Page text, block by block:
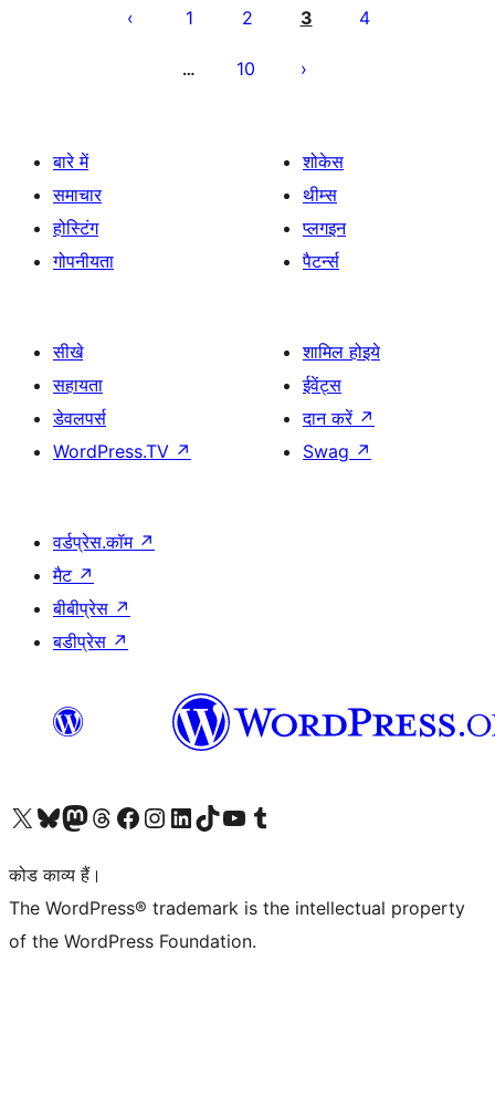
पेजिनेशन
1 2 3 4
… 10
बारे में
समाचार
होस्टिंग
गोपनीयता
शोकेस
थीम्स
प्लगइन
पैटर्न्स
सीखे
सहायता
डेवलपर्स
WordPress.TV ↗
शामिल होइये
ईवेंट्स
दान करें ↗
Swag ↗
वर्डप्रेस.कॉम ↗
मैट ↗
बीबीप्रेस ↗
बडीप्रेस ↗
Visit our X (formerly Twitter) account
हमारे बलुस्की खाते पर जाएँVisit our Mastodon account
हमारे थ्रेड्स अकाउंट पर जाएंहमारे फेसबुक पेज पर जाएँहमारे इंस्टाग्राम अकाउंट पर जाएंहमारे लिंक्डइन खाते पर जाएँहमारे टिकटॉक खाते पर जाएँहमारे यूट्यूब चैनल पर जाएंहमारे Tumblr खाते पर जाएँ
कोड काव्य हैं।
The WordPress® trademark is the intellectual property
of the WordPress Foundation.